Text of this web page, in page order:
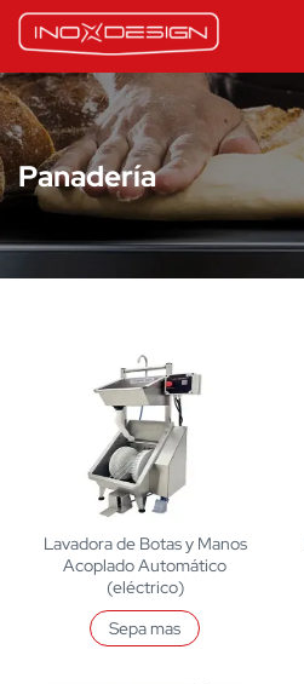
Panadería
Lavadora de Botas y Manos
Acoplado Automático
(eléctrico)
Sepa mas